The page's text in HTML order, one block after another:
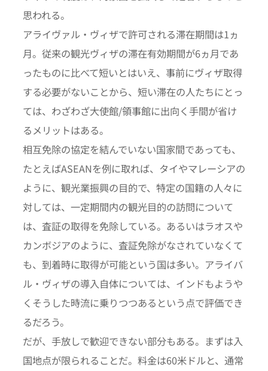
思われる。
アライヴァル・ヴィザで許可される滞在期間は1ヵ
月。従来の観光ヴィザの滞在有効期間が6ヵ月であ
ったものに比べて短いとはいえ、事前にヴィザ取得
する必要がないことから、短い滞在の人たちにとっ
ては、わざわざ大使館/領事館に出向く手間が省け
るメリットはある。
相互免除の協定を結んでいない国家間であっても、
たとえばASEANを例に取れば、タイやマレーシアの
ように、観光業振興の目的で、特定の国籍の人々に
対しては、一定期間内の観光目的の訪問について
は、査証の取得を免除している。あるいはラオスや
カンボジアのように、査証免除がなされていなくて
も、到着時に取得が可能という国は多い。アライバ
ル・ヴィザの導入自体については、インドもようや
くそうした時流に乗りつつあるという点で評価でき
るだろう。
だが、手放しで歓迎できない部分もある。まずは入
国地点が限られることだ。料金は60米ドルと、通常